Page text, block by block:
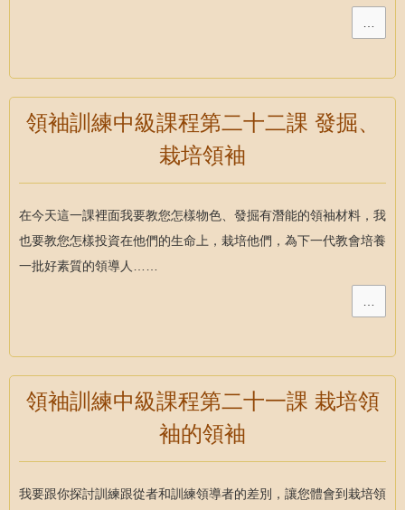
…
領袖訓練中級課程第二十二課 發掘、
栽培領袖
在今天這一課裡面我要教您怎樣物色、發掘有潛能的領袖材料，我
也要教您怎樣投資在他們的生命上，栽培他們，為下一代教會培養
一批好素質的領導人……
…
領袖訓練中級課程第二十一課 栽培領
袖的領袖
我要跟你探討訓練跟從者和訓練領導者的差別，讓您體會到栽培領